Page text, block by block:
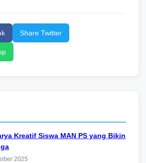
Share Twitter
Kreatif Siswa MAN PS yang Bikin
2025